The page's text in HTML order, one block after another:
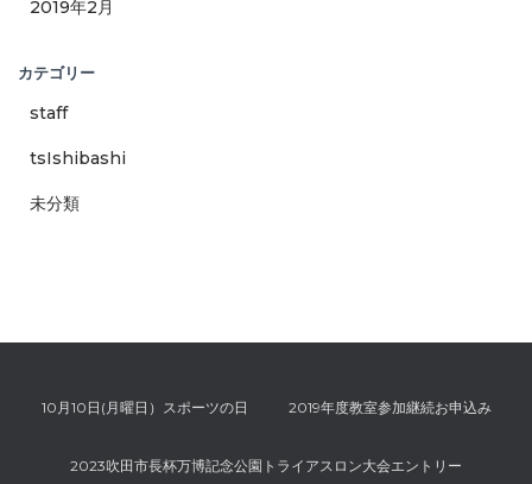
2019年2月
カテゴリー
staff
tsIshibashi
未分類
10月10日(月曜日）スポーツの日 2019年度教室参加継続お申込み
2023吹田市長杯万博記念公園トライアスロン大会エントリー